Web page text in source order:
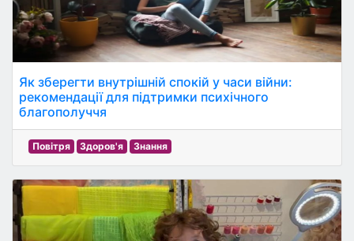
Як зберегти внутрішній спокій у часи війни:
рекомендації для підтримки психічного
благополуччя
Повітря Здоров'я Знання